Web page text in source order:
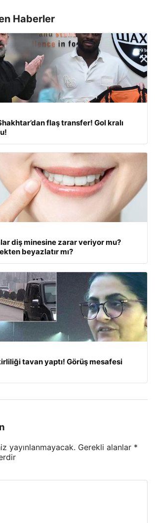
Haberler
flaş transfer! Gol kralı
diş minesine zarar veriyor mu?
beyazlatır mı?
tavan yaptı! Görüş mesafesi
yayınlanmayacak. Gerekli alanlar *